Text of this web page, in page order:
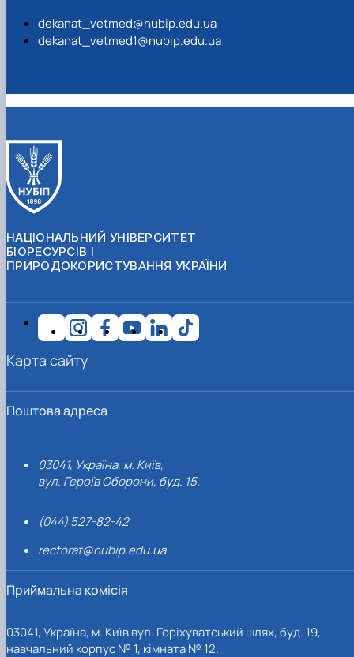
dekanat_vetmed@nubip.edu.ua
dekanat_vetmed1@nubip.edu.ua
НАЦІОНАЛЬНИЙ УНІВЕРСИТЕТ
БІОРЕСУРСІВ І
ПРИРОДОКОРИСТУВАННЯ УКРАЇНИ
Поштова адреса
03041, Україна, м. Київ,
вул. Героїв Оборони, буд. 15.
(044) 527-82-42
rectorat@nubip.edu.ua
Приймальна комісія
03041, Україна, м. Київ вул. Горіхуватський шлях, буд. 19,
навчальний корпус № 1, кімната № 12.
Карта сайту